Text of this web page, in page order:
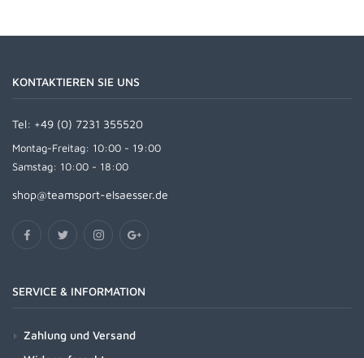
KONTAKTIEREN SIE UNS
Tel: +49 (0) 7231 355520
Montag-Freitag: 10:00 - 19:00
Samstag: 10:00 - 18:00
shop@teamsport-elsaesser.de
SERVICE & INFORMATION
Zahlung und Versand